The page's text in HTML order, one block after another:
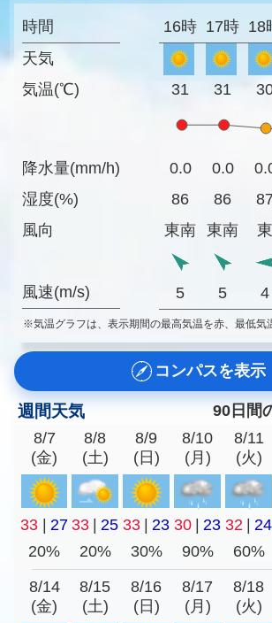
時間
天気
気温(℃)
降水量(mm/h)
湿度(%)
風向
風速(m/s)
16時 17時 18
31 31
0.0 0.0
86
86 87
東南
東南 東
5 5 4
※気温グラフは、表示期間の最高気温を赤、最低気
コンパスを表示
週間天気
90日間
8/7
(金)
8/8
(土)
8/9
(日)
8/10
(月)
8/11
(火)
33 27 33 25 33 23 30 23 32 24
20%
20% 30% 90% 60%
8/14
(金)
8/15
(土)
8/16
(日)
8/17
(月)
8/18
(火)